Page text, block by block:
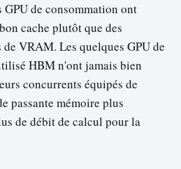
GPU de consommation ont
cache plutôt que des
VRAM. Les quelques GPU de
HBM n'ont jamais bien
concurrents équipés de
passante mémoire plus
de débit de calcul pour la